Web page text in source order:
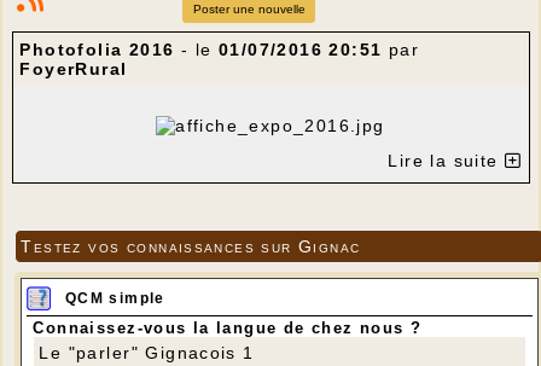
Poster une nouvelle
Photofolia 2016 - le 01/07/2016 20:51 par
FoyerRural
Lire la suite
Testez vos connaissances sur Gignac
QCM simple
Connaissez-vous la langue de chez nous ?
Le "parler" Gignacois 1